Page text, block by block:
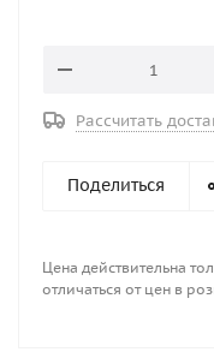
Рассчитать
Поделиться
Цена действительна
отличаться от цен в